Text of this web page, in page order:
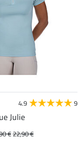
4.9 9
Julie
€22,90 €